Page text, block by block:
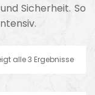
Sicherheit. So
alle 3 Ergebnisse